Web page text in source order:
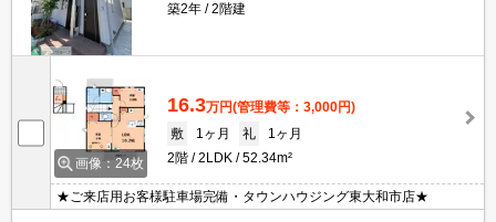
築2年
2階建
画像：24枚
16.3万円(管理費等：3,000円)
敷
1ヶ月 礼
1ヶ月
2階
2LDK 52.34m²
★ご来店用お客様駐車場完備・タウンハウジング東大和市店★